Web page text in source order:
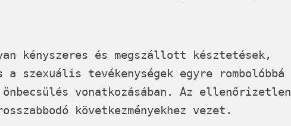
kényszeres és megszállott késztetések,
a szexuális tevékenységek egyre rombolóbbá
vonatkozásában. Az ellenőrizetlen
következményekhez vezet.